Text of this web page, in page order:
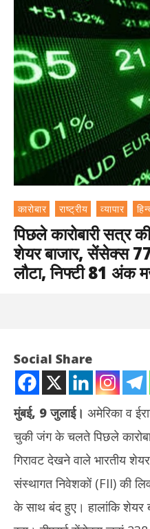
कारोबार राष्ट्रीय व्यापार
पिछले कारोबारी सत्र
शेयर बाजार, सेंसेक्स
लौटा, निफ्टी 81 अंक
Social Share
मुंबई, 9 जुलाई। अमेरिका व
चुकी जंग के चलते पिछले
गिरावट देखने वाले भारतीय
संस्थागत निवेशकों (FII) की
के साथ बंद हुए। हालांकि शेयर